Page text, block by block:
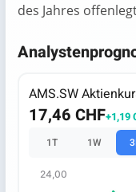
des Jahres
AMS.SW
17,46 CHF+1,19
1T 1W
24,00